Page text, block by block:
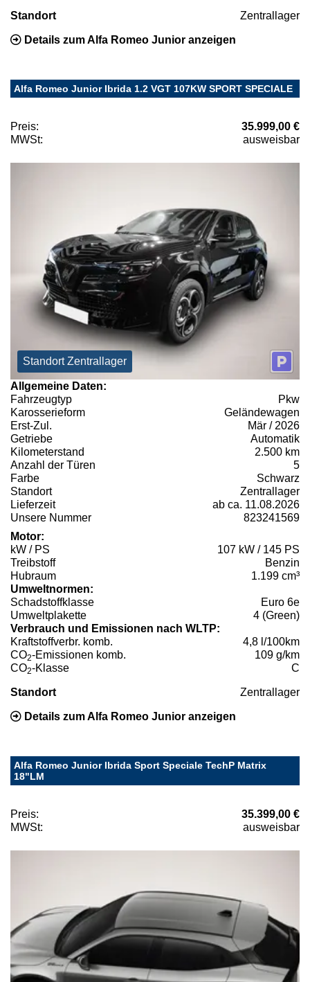
Standort Zentrallager
Details zum Alfa Romeo Junior anzeigen
Alfa Romeo Junior Ibrida 1.2 VGT 107KW SPORT SPECIALE
Preis:
35.999,00 €
MWSt:
ausweisbar
Standort Zentrallager
Allgemeine Daten:
Fahrzeugtyp
Pkw
Karosserieform
Geländewagen
Erst-Zul.
Mär / 2026
Getriebe
Automatik
Kilometerstand
2.500 km
Anzahl der Türen
5
Farbe
Schwarz
Standort
Zentrallager
Lieferzeit
ab ca. 11.08.2026
Unsere Nummer
823241569
Motor:
kW / PS
107 kW / 145 PS
Treibstoff
Benzin
Hubraum
1.199 cm³
Umweltnormen:
Schadstoffklasse
Euro 6e
Umweltplakette
4 (Green)
Verbrauch und Emissionen nach WLTP:
Kraftstoffverbr. komb.
4,8 l/100km
CO2-Emissionen komb.
109 g/km
CO2-Klasse C
Standort Zentrallager
Details zum Alfa Romeo Junior anzeigen
Alfa Romeo Junior Ibrida Sport Speciale TechP Matrix
18"LM
Preis:
35.399,00 €
MWSt:
ausweisbar